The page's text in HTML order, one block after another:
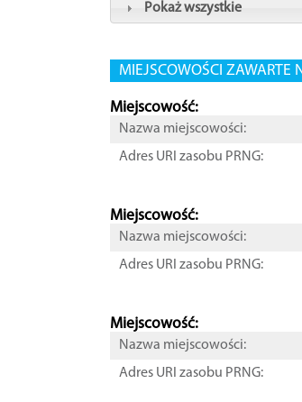
Pokaż wszystkie
MIEJSCOWOŚCI ZAWARTE
Miejscowość:
Nazwa miejscowości:
Adres URI zasobu PRNG:
Miejscowość:
Nazwa miejscowości:
Adres URI zasobu PRNG:
Miejscowość:
Nazwa miejscowości:
Adres URI zasobu PRNG: